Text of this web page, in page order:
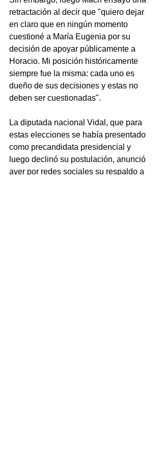
retractación al decir que "quiero dejar
en claro que en ningún momento
cuestioné a María Eugenia por su
decisión de apoyar públicamente a
Horacio. Mi posición históricamente
siempre fue la misma: cada uno es
dueño de sus decisiones y estas no
deben ser cuestionadas".
La diputada nacional Vidal, que para
estas elecciones se había presentado
como precandidata presidencial y
luego declinó su postulación, anunció
ayer por redes sociales su respaldo a